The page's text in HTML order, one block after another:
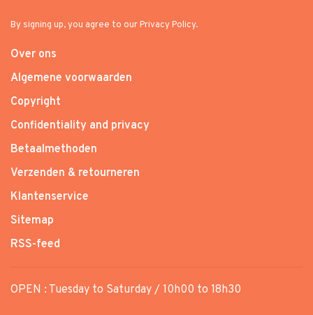
By signing up, you agree to our Privacy Policy.
Over ons
Algemene voorwaarden
Copyright
Confidentiality and privacy
Betaalmethoden
Verzenden & retourneren
Klantenservice
Sitemap
RSS-feed
OPEN : Tuesday to Saturday / 10h00 to 18h30